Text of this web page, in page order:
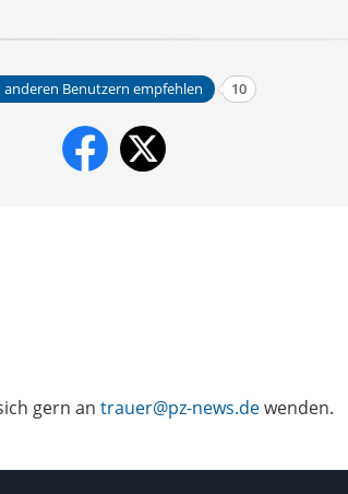
anderen Benutzern empfehlen 10
gern an trauer@pz-news.dewenden.